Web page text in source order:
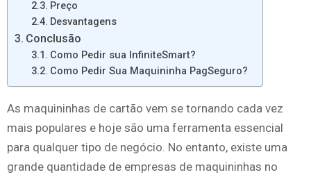
Preço
Desvantagens
Conclusão
Como Pedir sua InfiniteSmart?
Como Pedir Sua Maquininha PagSeguro?
As maquininhas de cartão vem se tornando cada vez
mais populares e hoje são uma ferramenta essencial
para qualquer tipo de negócio. No entanto, existe uma
grande quantidade de empresas de maquininhas no